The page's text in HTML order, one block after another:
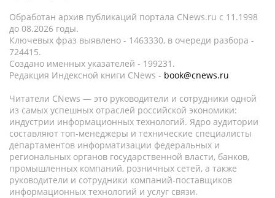
Обработан архив публикаций портала CNews.ru c 11.1998
до 08.2026 годы.
Ключевых фраз выявлено - 1463330, в очереди разбора -
724415.
Создано именных указателей - 199231.
Редакция Индексной книги CNews - book@cnews.ru
Читатели CNews — это руководители и сотрудники одной
из самых успешных отраслей российской экономики:
индустрии информационных технологий. Ядро аудитории
составляют топ-менеджеры и технические специалисты
департаментов информатизации федеральных и
региональных органов государственной власти, банков,
промышленных компаний, розничных сетей, а также
руководители и сотрудники компаний-поставщиков
информационных технологий и услуг связи.